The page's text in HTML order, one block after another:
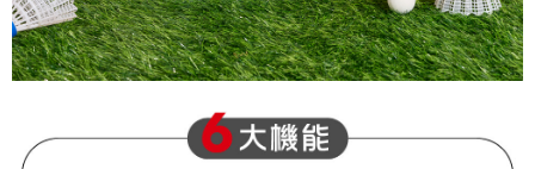
https://aftee.tw/terms/#terms3
３．未成年的使用者請事先徵得法定代理人或監護人之同意方可使用
「AFTEE先享後付」，若未經同意申辦者引起之損失，本公司不負相關責
任。
時審查核予不同之上限額度；若仍有額度不足之情形，本公司將視審查結果
請求用戶進行身份認證。
５．嚴禁一人註冊多個帳號或使用他人資訊註冊。若發現惡意使用之情形，